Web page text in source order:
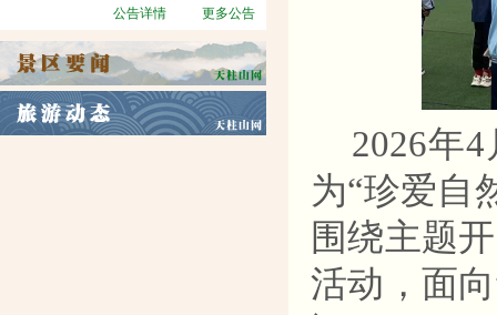
更多公告
公告详情
2026年
为“珍爱自
围绕主题
活动，面